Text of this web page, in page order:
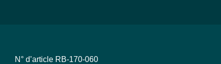
N° d’article RB-170-060